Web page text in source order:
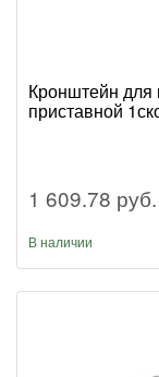
Кронштейн
приставной
1 609.78 руб.
В наличии